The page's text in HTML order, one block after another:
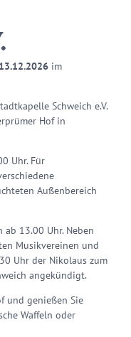
im
Schweich e.V.
Hof in
Uhr. Für
Außenbereich
13.00 Uhr. Neben
Musikvereinen und
Uhr der Nikolaus zum
angekündigt.
und genießen Sie
Waffeln oder